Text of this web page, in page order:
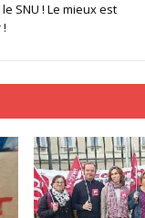
SNU ! Le mieux est